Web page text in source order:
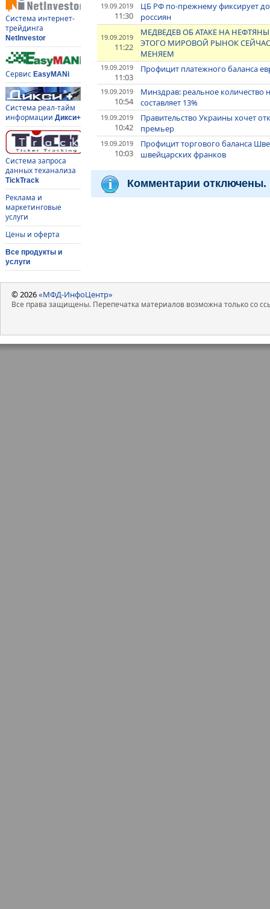
Система интернет-
трейдинга
NetInvestor
Сервис EasyMANi
Система реал-тайм
информации Дикси+
Система запроса
данных теханализа
TickTrack
Реклама и
маркетинговые
услуги
Цены и оферта
Все продукты и
услуги
19.09.2019
11:30
ЦБ РФ по-прежнему фиксирует
россиян
19.09.2019
11:22
МЕДВЕДЕВ ОБ АТАКЕ НА
ЭТОГО МИРОВОЙ РЫНОК
МЕНЯЕМ
19.09.2019
11:03
Профицит платежного баланса
19.09.2019
10:54
Минздрав: реальное количество
составляет 13%
19.09.2019
10:42
Правительство Украины хочет
премьер
19.09.2019
10:03
Профицит торгового баланса
швейцарских франков
Комментарии отключены.
© 2026«МФД-ИнфоЦентр»
Все права защищены. Перепечатка материалов возможна только со